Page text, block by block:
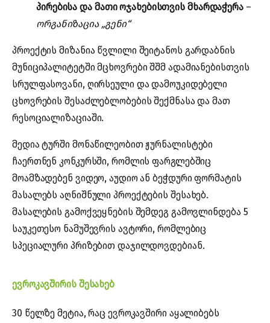
პირებისა და მათი ოჯახებისთვის მხარდაჭერა –
ორგანიზაცია „გენი“
პროექტის მიზანია წვლილი შეიტანოს გარდაბნის
მუნიციპალიტეტში მცხოვრები შშმ ადამიანებისთვის
სრულფასოვანი, ღირსეული და დამოუკიდებელი
ცხოვრების შესაძლებლობების შექმნასა და მათ
რესოციალიზაციაში.
მედია ტურში მონაწილეობით ჟურნალისტები
ჩაერთნენ კონკურსში, რომლის ფარგლებშიც
მოამზადებენ ვიდეო, აუდიო ან ბეჭდური ფორმატის
მასალებს აღნიშნული პროექტების შესახებ.
მასალების გამოქვეყნების შემდეგ გამოვლინდება 5
საუკეთესო ნამუშევრის ავტორი, რომლებიც
სპეციალური პრიზებით დაჯილდოვდებიან.
ევროკავშირის შესახებ
30 წელზე მეტია, რაც ევროკავშირი აყალიბებს